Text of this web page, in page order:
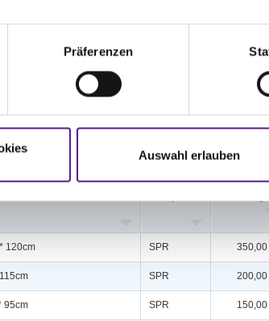
Präferenzen
Auswahl erlauben
auf www.fn-erfolgsdaten.de
120cm SPR
SPR
95cm SPR